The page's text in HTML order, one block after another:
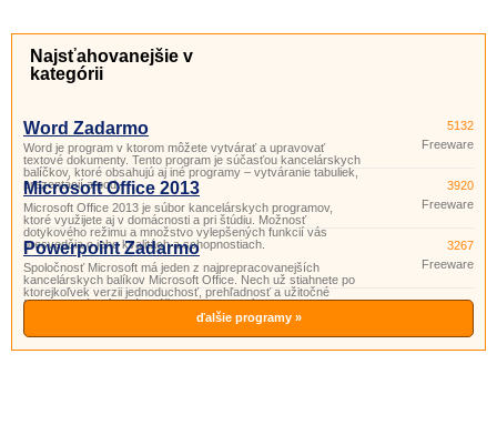
Najsťahovanejšie v
kategórii
Word Zadarmo
Word je program v ktorom môžete vytvárať a upravovať
textové dokumenty. Tento program je súčasťou kancelárskych
balíčkov, ktoré obsahujú aj iné programy – vytváranie tabuliek,
prezentácií a pod.
5132
Freeware
Microsoft Office 2013
Microsoft Office 2013 je súbor kancelárskych programov,
ktoré využijete aj v domácnosti a pri štúdiu. Možnosť
dotykového režimu a množstvo vylepšených funkcií vás
presvedčia o jeho kvalitách a schopnostiach.
3920
Freeware
Powerpoint Zadarmo
Spoločnosť Microsoft má jeden z najprepracovanejších
kancelárskych balíkov Microsoft Office. Nech už stiahnete po
ktorejkoľvek verzii jednoduchosť, prehľadnosť a užitočné
funkcie si vás získajú. Súčasťou tohto balíka je aj program
PowerPoint. Powerpoint je program vhodný na prípravu
3267
Freeware
ďalšie programy »